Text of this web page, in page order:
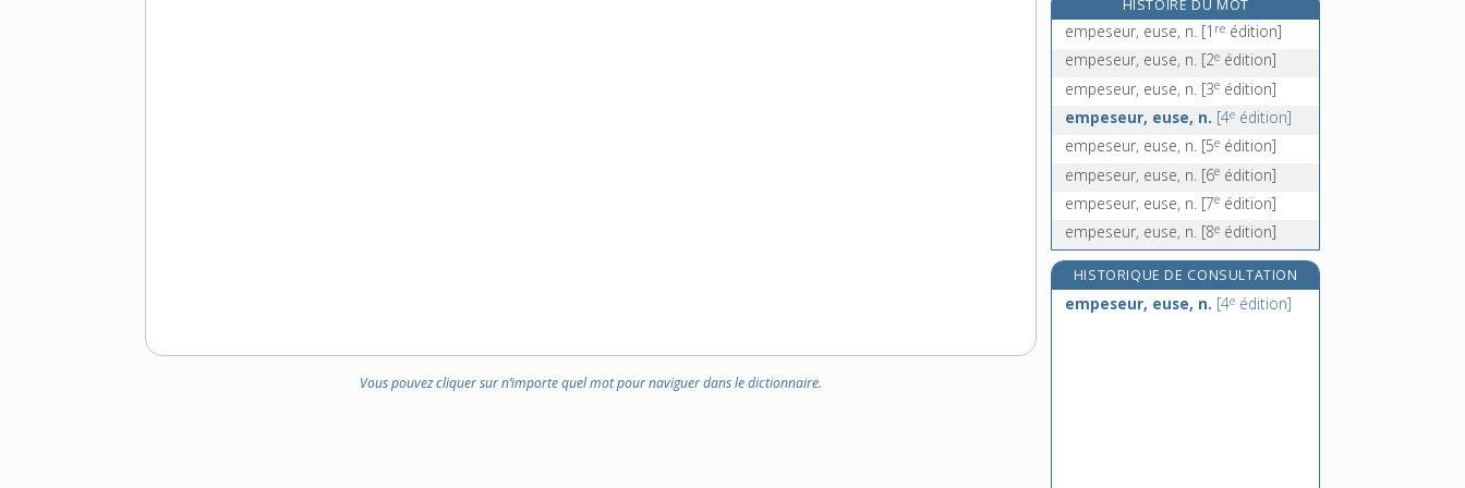
Vous pouvez cliquer sur n’importe quel mot pour naviguer dans le dictionnaire.
emphatiquement, adv.
[4 édition]
emphysémateux, -euse, adj.
HISTOIRE DU MOT
empeseur, euse, n. [1 re édition]
empeseur, euse, n. [2e édition]
empeseur, euse, n. [3e édition]
empeseur, euse, n. [4e édition]
empeseur, euse, n. [5e édition]
empeseur, euse, n. [6e édition]
empeseur, euse, n. [7e édition]
empeseur, euse, n. [8e édition]
HISTORIQUE DE CONSULTATION
empeseur, euse, n. [4e édition]